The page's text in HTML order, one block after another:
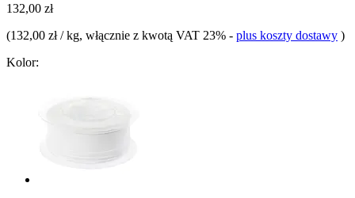
132,00 zł
(132,00 zł / kg, włącznie z kwotą VAT 23% - plus koszty dostawy )
Kolor: